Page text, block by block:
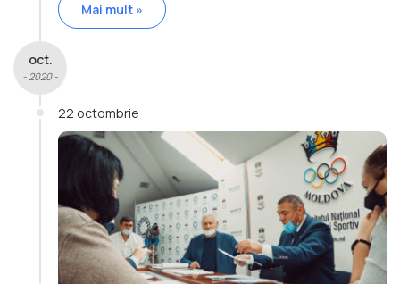
Mai mult »
oct.
- 2020 -
22 octombrie